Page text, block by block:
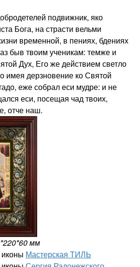
подвижник, яко
Бога, на страсти вельми
временной, в пениях, бдениях
быв твоим ученикам: темже и
Дух, Его же действием светло
имея дерзновение ко Святой
еже собрал еси мудре: и не
еси, посещая чад твоих,
отче наш.
мм
иконы Мастерская ТИЛЬ